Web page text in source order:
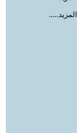
المزيد.....